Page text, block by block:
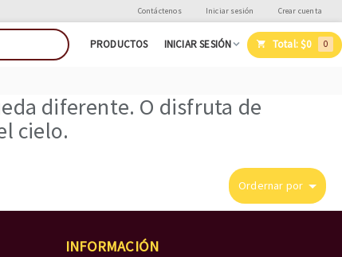
Contáctenos Iniciar sesión Crear cuenta
PRODUCTOS INICIAR SESIÓN Total:$0 0
diferente. O disfruta de
cielo.
Ordernar por
INFORMACIÓN